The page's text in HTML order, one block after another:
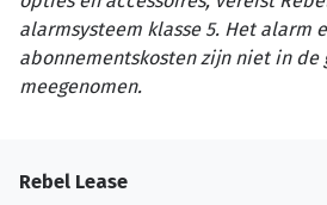
alarmsysteem klasse 5. Het alarm
abonnementskosten zijn niet in de
meegenomen.
Rebel Lease